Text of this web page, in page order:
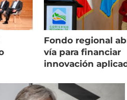
Fondo regional
vía para financiar
innovación